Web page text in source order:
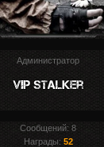
Администратор
Сообщений:8
Награды: 52